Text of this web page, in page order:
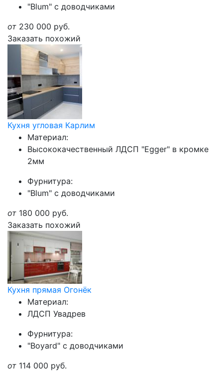
"Blum" с доводчиками
от 230 000 руб.
Заказать похожий
Кухня угловая Карлим
Материал:
Высококачественный ЛДСП "Egger" в кромке
2мм
Фурнитура:
"Blum" с доводчиками
от 180 000 руб.
Заказать похожий
Кухня прямая Огонёк
Материал:
ЛДСП Увадрев
Фурнитура:
"Boyard" с доводчиками
от 114 000 руб.